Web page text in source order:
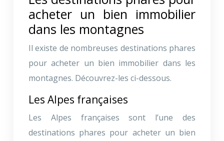
acheter un bien immobilier
dans les montagnes
Il existe de nombreuses destinations phares
pour acheter un bien immobilier dans les
montagnes. Découvrez-les ci-dessous.
Les Alpes françaises
Les Alpes françaises sont l’une des
destinations phares pour acheter un bien